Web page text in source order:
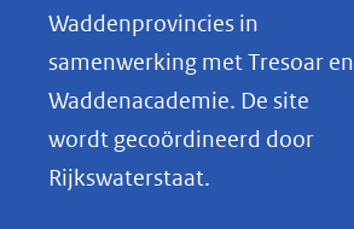
k
e
d
I
n
Waddenprovincies in
samenwerking met Tresoar en
Waddenacademie. De site
wordt gecoördineerd door
Rijkswaterstaat.